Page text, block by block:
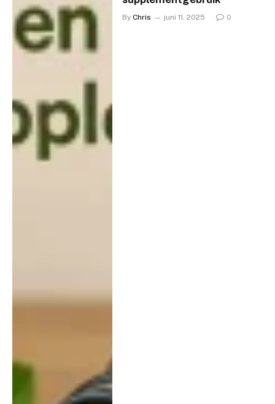
By Chris juni 11, 2025 0